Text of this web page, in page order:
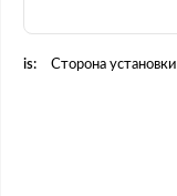
is: Сторона установки